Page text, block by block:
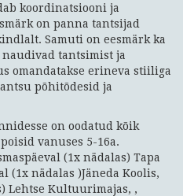
koordinatsiooni ja
on panna tantsijad
Samuti on eesmärk ka
tantsimist ja
omandatakse erineva stiiliga
põhitõdesid ja
on oodatud kõik
vanuses 5-16a.
(1x nädalas) Tapa
(1x nädalas )Jäneda Koolis,
Lehtse Kultuurimajas, ,